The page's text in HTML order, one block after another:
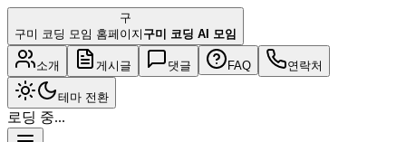
구
구미 코딩 모임 홈페이지 구미 코딩 AI 모임
소개 게시글 댓글 FAQ 연락처
테마 전환
로딩 중...